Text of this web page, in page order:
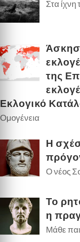
Στα ίχνη
της
Εκλογικό
Ομογένεια
Η
Ο νέος
Το
η
Μάθε